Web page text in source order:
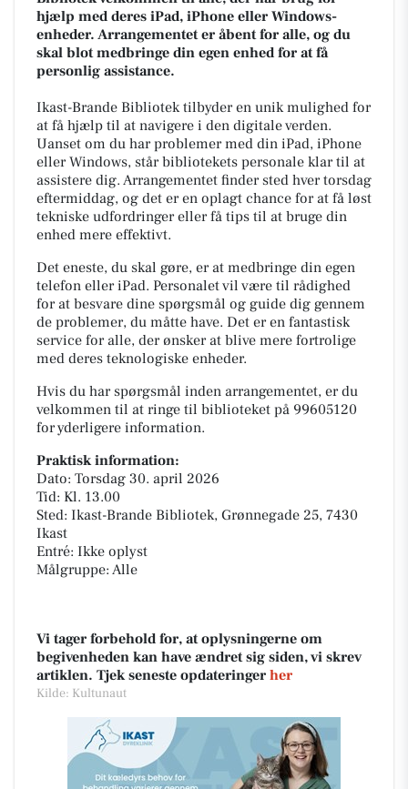
hjælp med deres iPad, iPhone eller Windows-
enheder. Arrangementet er åbent for alle, og du
skal blot medbringe din egen enhed for at få
personlig assistance.
Ikast-Brande Bibliotek tilbyder en unik mulighed for
at få hjælp til at navigere i den digitale verden.
Uanset om du har problemer med din iPad, iPhone
eller Windows, står bibliotekets personale klar til at
assistere dig. Arrangementet finder sted hver torsdag
eftermiddag, og det er en oplagt chance for at få løst
tekniske udfordringer eller få tips til at bruge din
enhed mere effektivt.
Det eneste, du skal gøre, er at medbringe din egen
telefon eller iPad. Personalet vil være til rådighed
for at besvare dine spørgsmål og guide dig gennem
de problemer, du måtte have. Det er en fantastisk
service for alle, der ønsker at blive mere fortrolige
med deres teknologiske enheder.
Hvis du har spørgsmål inden arrangementet, er du
velkommen til at ringe til biblioteket på 99605120
for yderligere information.
Praktisk information:
Dato: Torsdag 30. april 2026
Tid: Kl. 13.00
Sted: Ikast-Brande Bibliotek, Grønnegade 25, 7430
Ikast
Entré: Ikke oplyst
Målgruppe: Alle
Vi tager forbehold for, at oplysningerne om
begivenheden kan have ændret sig siden, vi skrev
artiklen. Tjek seneste opdateringer her
Kilde: Kultunaut